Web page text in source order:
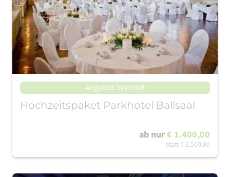
Angebot beendet
Hochzeitspaket Parkhotel Ballsaal
ab nur€ 1.400,00
statt€ 3.500,00